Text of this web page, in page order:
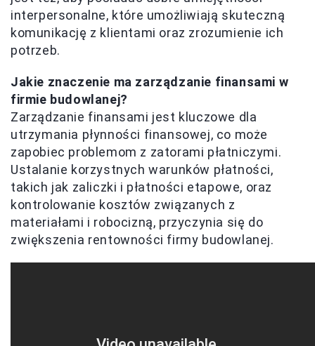
interpersonalne, które umożliwiają skuteczną
komunikację z klientami oraz zrozumienie ich
potrzeb.
Jakie znaczenie ma zarządzanie finansami w
firmie budowlanej?
Zarządzanie finansami jest kluczowe dla
utrzymania płynności finansowej, co może
zapobiec problemom z zatorami płatniczymi.
Ustalanie korzystnych warunków płatności,
takich jak zaliczki i płatności etapowe, oraz
kontrolowanie kosztów związanych z
materiałami i robocizną, przyczynia się do
zwiększenia rentowności firmy budowlanej.